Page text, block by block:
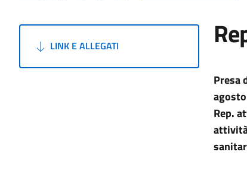
LINK E ALLEGATI
Presa
Rep.